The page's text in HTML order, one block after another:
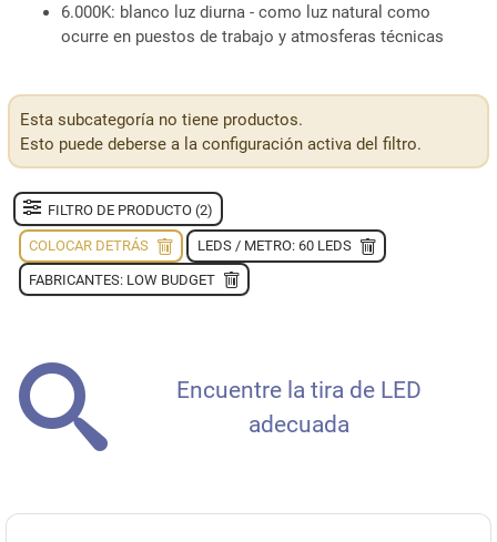
6.000K: blanco luz diurna - como luz natural como
ocurre en puestos de trabajo y atmosferas técnicas
Esta subcategoría no tiene productos.
Esto puede deberse a la configuración activa del filtro.
FILTRO DE PRODUCTO (2)
COLOCAR DETRÁS LEDS / METRO: 60 LEDS
FABRICANTES: LOW BUDGET
Encuentre la tira de LED
adecuada